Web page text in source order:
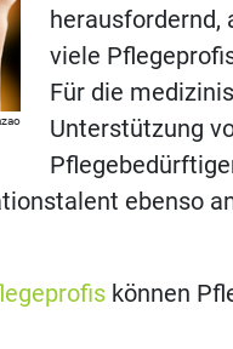
herausfordernd,
viele
Für die
Unterstützung
ebenso
können